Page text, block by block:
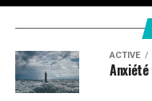
ACTIVE